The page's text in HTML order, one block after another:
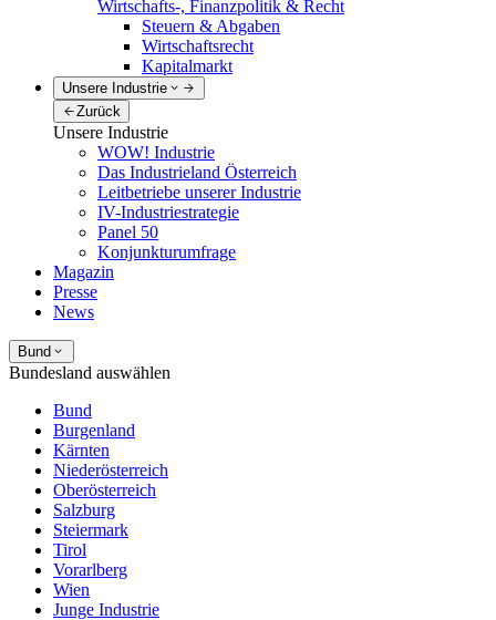
Wirtschafts-, Finanzpolitik & Recht
Steuern & Abgaben
Wirtschaftsrecht
Kapitalmarkt
Unsere Industrie
Zurück
Unsere Industrie
WOW! Industrie
Das Industrieland Österreich
Leitbetriebe unserer Industrie
IV-Industriestrategie
Panel 50
Konjunkturumfrage
Magazin
Presse
News
Bund
Bundesland auswählen
Bund
Burgenland
Kärnten
Niederösterreich
Oberösterreich
Salzburg
Steiermark
Tirol
Vorarlberg
Wien
Junge Industrie